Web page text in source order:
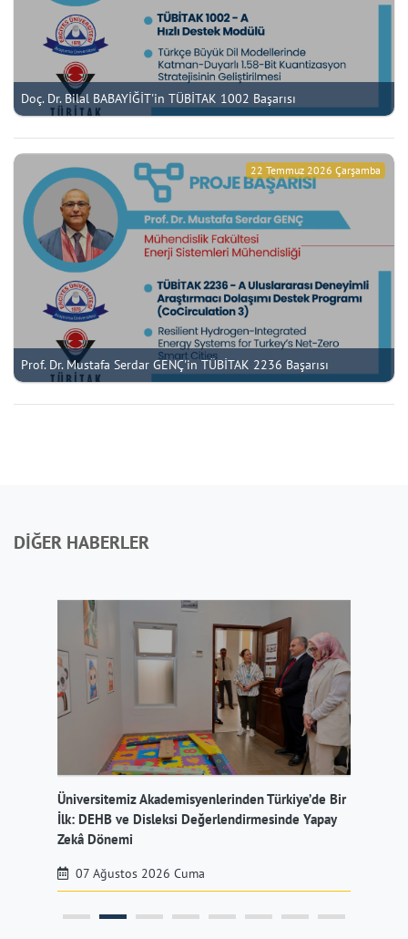
Doç. Dr. Bilal BABAYİĞİT'in TÜBİTAK 1002 Başarısı
Prof. Dr. Mustafa Serdar GENÇ'in TÜBİTAK 2236 Başarısı
22 Temmuz 2026 Çarşamba
DİĞER HABERLER
Üniversitemiz Akademisyenlerinden Türkiye’de Bir
İlk: DEHB ve Disleksi Değerlendirmesinde Yapay
Zekâ Dönemi
07 Ağustos 2026 Cuma